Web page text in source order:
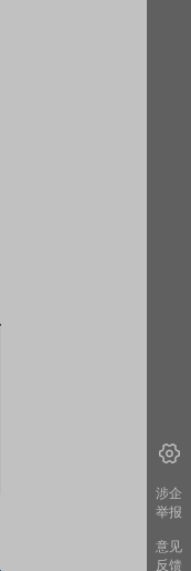
涉企
举报
意见
反馈